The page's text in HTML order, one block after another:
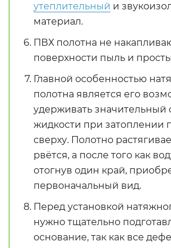
утеплительный и
материал.
ПВХ полотна не
поверхности пыль и
Главной особенностью
полотна является его
удерживать значительный
жидкости при затоплении
сверху. Полотно
рвётся, а после того как
отогнув один край,
первоначальный вид.
Перед установкой
нужно тщательно
основание, так как все